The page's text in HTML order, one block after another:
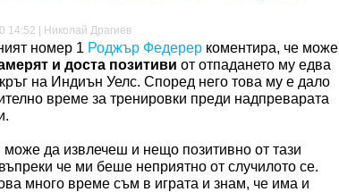
14:52 | Николай Драгиев
номер 1 Роджър Федерер коментира, че може
и доста позитиви от отпадането му едва
на Индиън Уелс. Според него това му е дало
време за тренировки преди надпреварата
може да извлечеш и нещо позитивно от тази
че ми беше неприятно от случилото се.
много време съм в играта и знам, че има и